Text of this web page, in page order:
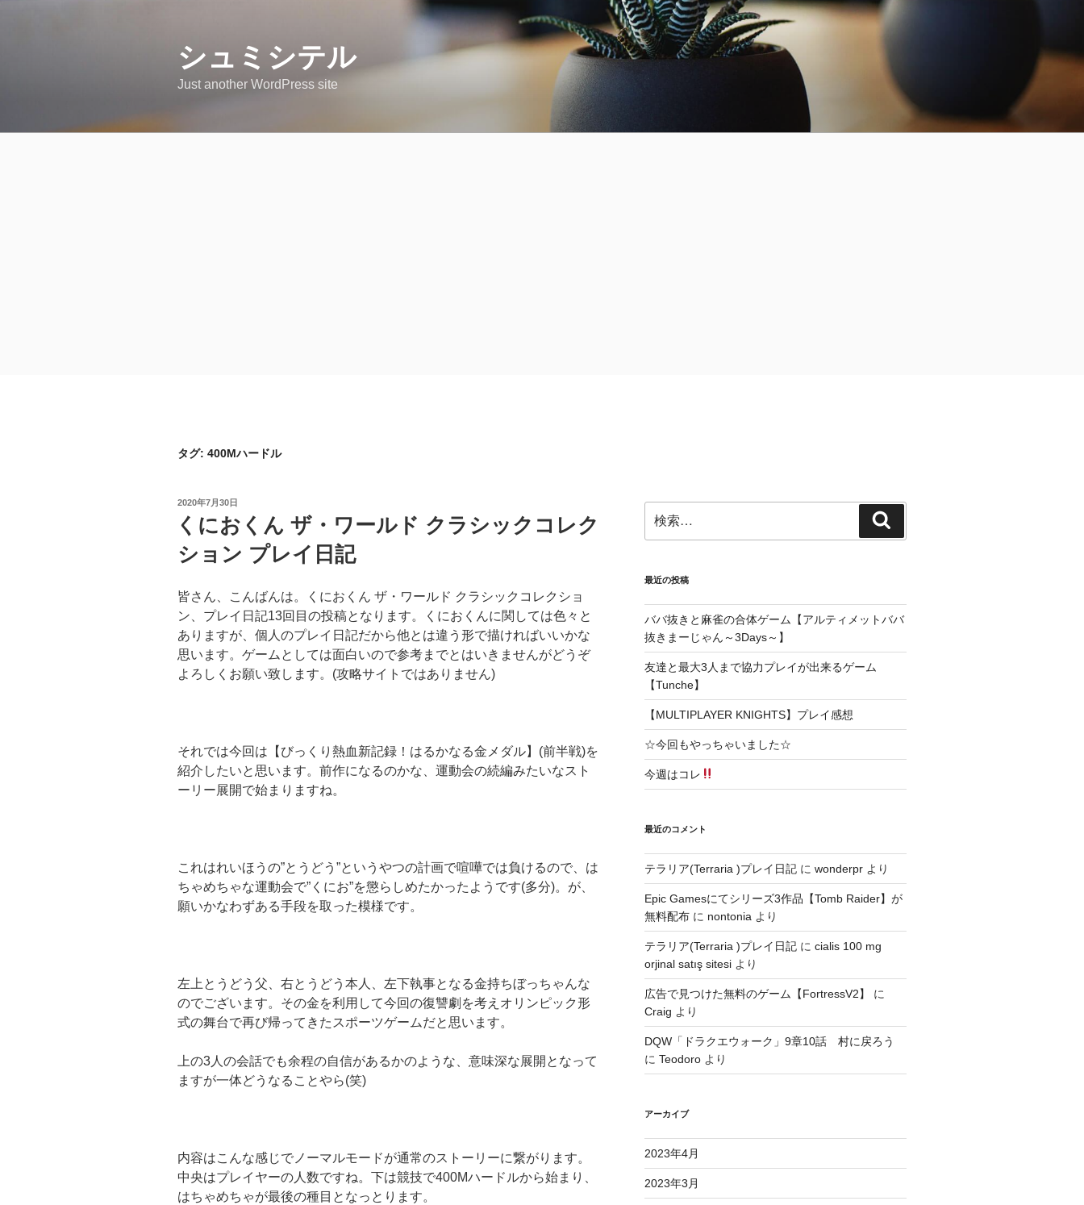
シュミシテル
Just another WordPress site
タグ: 400Mハードル
投
日:
2020年7月30日
くにおくん ザ・ワールド クラシックコレク
ション プレイ日記
皆さん、こんばんは。くにおくん ザ・ワールド クラシックコレクショ
ン、プレイ日記13回目の投稿となります。くにおくんに関しては色々と
ありますが、個人のプレイ日記だから他とは違う形で描ければいいかな
思います。ゲームとしては面白いので参考までとはいきませんがどうぞ
よろしくお願い致します。(攻略サイトではありません)
それでは今回は【びっくり熱血新記録！はるかなる金メダル】(前半戦)を
紹介したいと思います。前作になるのかな、運動会の続編みたいなスト
ーリー展開で始まりますね。
これはれいほうの”とうどう”というやつの計画で喧嘩では負けるので、は
ちゃめちゃな運動会で”くにお”を懲らしめたかったようです(多分)。が、
願いかなわずある手段を取った模様です。
左上とうどう父、右とうどう本人、左下執事となる金持ちぼっちゃんな
のでございます。その金を利用して今回の復讐劇を考えオリンピック形
式の舞台で再び帰ってきたスポーツゲームだと思います。
上の3人の会話でも余程の自信があるかのような、意味深な展開となって
ますが一体どうなることやら(笑)
内容はこんな感じでノーマルモードが通常のストーリーに繋がります。
中央はプレイヤーの人数ですね。下は競技で400Mハードルから始まり、
はちゃめちゃが最後の種目となっとります。
索:
索
最近の投稿
ババ抜きと麻雀の合体ゲーム【アルティメットババ
抜きまーじゃん～3Days～】
友達と最大3人まで協力プレイが出来るゲーム
【Tunche】
【MULTIPLAYER KNIGHTS】プレイ感想
☆今回もやっちゃいました☆
今週はコレ
最近のコメント
テラリア(Terraria )プレイ日記に wonderprより
Epic Gamesにてシリーズ3作品【Tomb Raider】が
無料配布に nontonia より
テラリア(Terraria )プレイ日記に cialis 100 mg
orjinal satış sitesiより
広告で見つけた無料のゲーム【FortressV2】
に
Craig より
DQW「ドラクエウォーク」9章10話 村に戻ろう
に Teodoroより
アーカイブ
2023年4月
2023年3月